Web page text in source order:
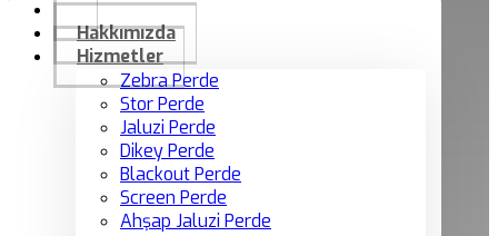
Hakkımızda
Hizmetler
Zebra Perde
Stor Perde
Jaluzi Perde
Dikey Perde
Blackout Perde
Screen Perde
Ahşap Jaluzi Perde